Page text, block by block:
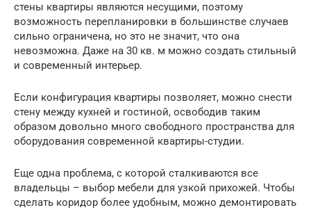
стены квартиры являются несущими, поэтому
возможность перепланировки в большинстве случаев
сильно ограничена, но это не значит, что она
невозможна. Даже на 30 кв. м можно создать стильный
и современный интерьер.
Если конфигурация квартиры позволяет, можно снести
стену между кухней и гостиной, освободив таким
образом довольно много свободного пространства для
оборудования современной квартиры-студии.
Еще одна проблема, с которой сталкиваются все
владельцы – выбор мебели для узкой прихожей. Чтобы
сделать коридор более удобным, можно демонтировать